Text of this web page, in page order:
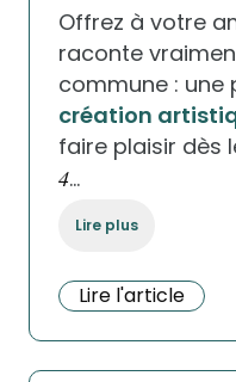
Offrez à votre
raconte
commune :
création
faire plaisir dès
4…
Lire plus
Lire l'article